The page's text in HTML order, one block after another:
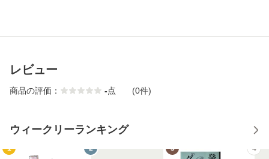
レビュー
商品の評価： -点 (0件)
ウィークリーランキング
1 2 3 4